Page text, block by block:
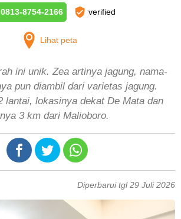
0813-8754-2166 verified
Lihat peta
ini unik. Zea artinya jagung, nama-
pun diambil dari varietas jagung.
lantai, lokasinya dekat De Mata dan
3 km dari Malioboro.
Diperbarui tgl 29 Juli 2026